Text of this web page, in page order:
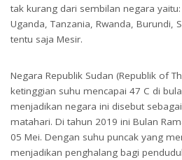
tak kurang dari sembilan negara
Uganda, Tanzania, Rwanda, Burundi,
tentu saja Mesir.
Negara Republik Sudan (Republik of
ketinggian suhu mencapai 47 C di
menjadikan negara ini disebut
matahari. Di tahun 2019 ini Bulan
05 Mei. Dengan suhu puncak yang
menjadikan penghalang bagi